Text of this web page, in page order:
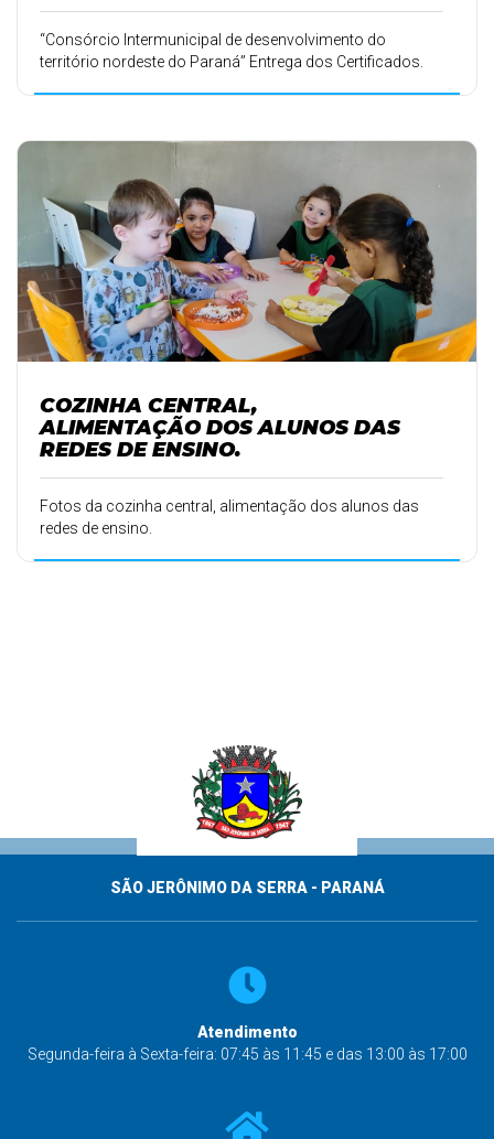
“Consórcio Intermunicipal de desenvolvimento do
território nordeste do Paraná” Entrega dos Certificados.
COZINHA CENTRAL,
ALIMENTAÇÃO DOS ALUNOS DAS
REDES DE ENSINO.
Fotos da cozinha central, alimentação dos alunos das
redes de ensino.
SÃO JERÔNIMO DA SERRA - PARANÁ
Atendimento
Segunda-feira à Sexta-feira: 07:45 às 11:45 e das 13:00 às 17:00